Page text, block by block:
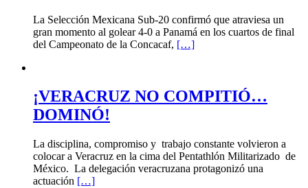
La Selección Mexicana Sub-20 confirmó que atraviesa un
gran momento al golear 4-0 a Panamá en los cuartos de final
del Campeonato de la Concacaf, […]
¡VERACRUZ NO COMPITIÓ…
DOMINÓ!
La disciplina, compromiso y trabajo constante volvieron a
colocar a Veracruz en la cima del Pentathlón Militarizado de
México. La delegación veracruzana protagonizó una
actuación […]